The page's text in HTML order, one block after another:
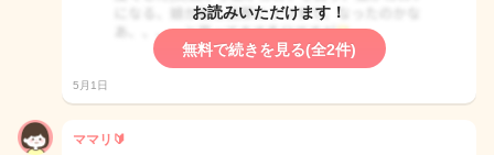
お読みいただけます！
無料で続きを見る(全2件)
5月1日
ママリ🔰